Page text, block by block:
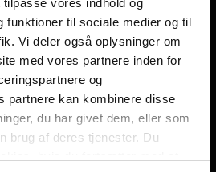
vores indhold og
funktioner til sociale medier og til
Vi deler også oplysninger om
med vores partnere inden for
og
partnere kan kombinere disse
du har givet dem, eller som
brug af deres tjenester. Du
PLAY+